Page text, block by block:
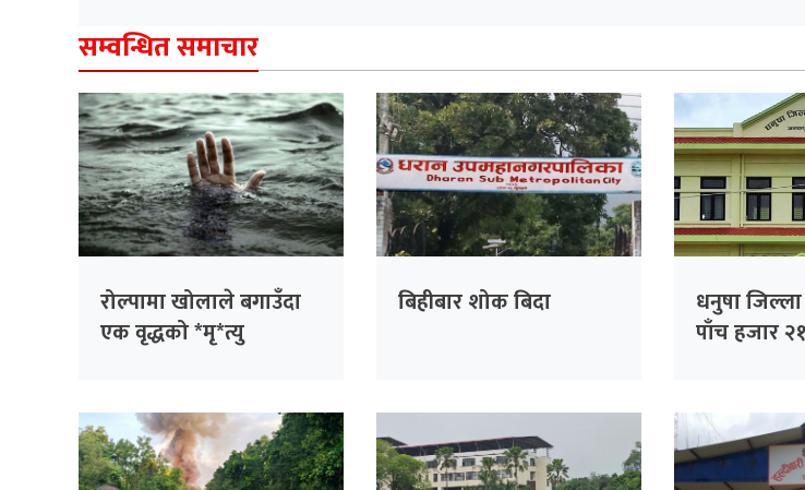
सम्वन्धित समाचार
रोल्पामा खोलाले बगाउँदा
एक वृद्धको *मृ*त्यु
बिहीबार शोक बिदा
धनुषा जिल्ला
पाँच हजार